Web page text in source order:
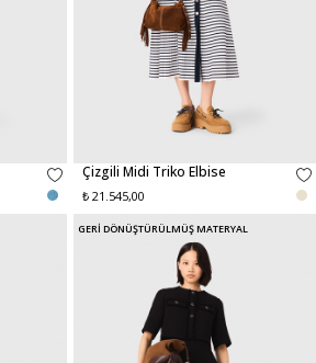
Çizgili Midi Triko Elbise
₺ 21.545,00
GERİ DÖNÜŞTÜRÜLMÜŞ MATERYAL